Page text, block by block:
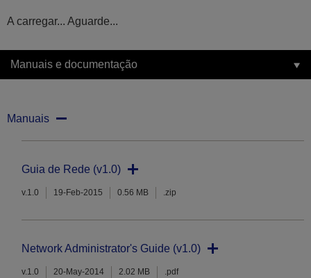
A carregar... Aguarde...
Manuais e documentação
Manuais
Guia de Rede (v1.0)
v.1.0 19-Feb-2015 0.56 MB .zip
Network Administrator's Guide (v1.0)
v.1.0 20-May-2014 2.02 MB .pdf